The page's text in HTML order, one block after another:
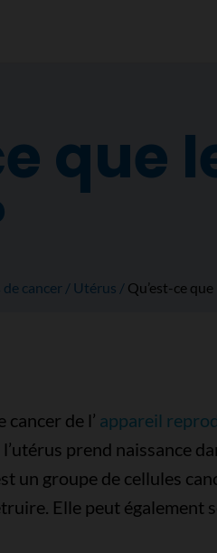
que
de cancer Utérus Qu’est-ce
cancer de l’ appareil
prend naissance
un groupe de cellules
Elle peut également